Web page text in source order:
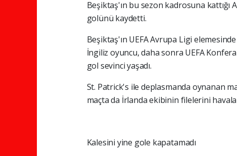
Beşiktaş'ın bu sezon kadrosuna kattığı
golünü kaydetti.
Beşiktaş'ın UEFA Avrupa Ligi
İngiliz oyuncu, daha sonra UEFA
gol sevinci yaşadı.
St. Patrick's ile deplasmanda oynanan
maçta da İrlanda ekibinin filelerini
Kalesini yine gole kapatamadı